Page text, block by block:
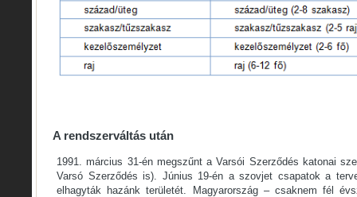
A rendszerváltás után
1991. március 31-én megszűnt a Varsói Szerződés katonai
Varsó Szerződés is). Június 19-én a szovjet csapatok a
elhagyták hazánk területét. Magyarország – csaknem fél